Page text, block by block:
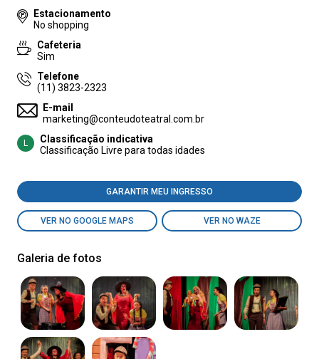
Estacionamento
No shopping
Cafeteria
Sim
Telefone
(11) 3823-2323
E-mail
marketing@conteudoteatral.com.br
L
Classificação indicativa
Classificação Livre para todas idades
GARANTIR MEU INGRESSO
VER NO GOOGLE MAPS VER NO WAZE
Galeria de fotos